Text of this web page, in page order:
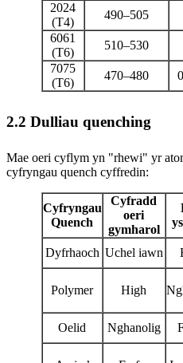
2024
(T4)
490–505
6061
(T6)
510–530
7075
(T6)
470–480
2.2 Dulliau quenching
Mae oeri cyflym yn "rhewi" yr
cyfryngau quench cyffredin:
Cyfryngau
Quench
Cyfradd
oeri
gymharol
Dyfrhaoch Uchel iawn
Polymer High
Oelid
Nghanolig